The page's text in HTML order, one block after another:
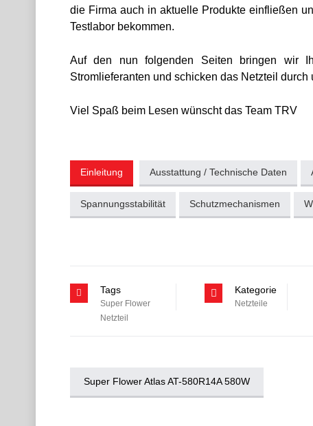
die Firma auch in aktuelle Produkte einfließen
Testlabor bekommen.
Auf den nun folgenden Seiten bringen wir
Stromlieferanten und schicken das Netzteil durch
Viel Spaß beim Lesen wünscht das Team TRV
Einleitung Ausstattung / Technische Daten
Spannungsstabilität Schutzmechanismen
Tags
Super Flower
Netzteil
Kategorie
Netzteile
Super Flower Atlas AT-580R14A 580W